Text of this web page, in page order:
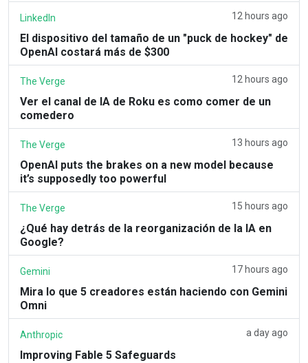
LinkedIn 12 hours ago
El dispositivo del tamaño de un "puck de hockey" de
OpenAI costará más de $300
The Verge 12 hours ago
Ver el canal de IA de Roku es como comer de un
comedero
The Verge 13 hours ago
OpenAI puts the brakes on a new model because
it’s supposedly too powerful
The Verge 15 hours ago
¿Qué hay detrás de la reorganización de la IA en
Google?
Gemini 17 hours ago
Mira lo que 5 creadores están haciendo con Gemini
Omni
Anthropic a day ago
Improving Fable 5 Safeguards